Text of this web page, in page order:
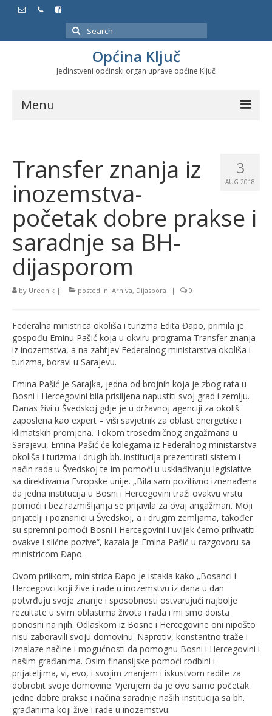
Search
for:
Općina Ključ
Jedinstveni općinski organ uprave općine Ključ
Menu
Službeni glasnici
Javne nabavke
Značajni datumi i manifestacije
Program energetske efikasnosti u stambenom
sektoru
3
AUG 2018
Transfer znanja iz
inozemstva-
početak dobre prakse i
saradnje sa BH-
dijasporom
by Urednik | posted in: Arhiva, Dijaspora | 0
Federalna ministrica okoliša i turizma Edita Đapo, primila je
gospođu Eminu Pašić koja u okviru programa Transfer znanja
iz inozemstva, a na zahtjev Federalnog ministarstva okoliša i
turizma, boravi u Sarajevu.
Emina Pašić je Sarajka, jedna od brojnih koja je zbog rata u
Bosni i Hercegovini bila prisiljena napustiti svoj grad i zemlju.
Danas živi u Švedskoj gdje je u državnoj agenciji za okoliš
zaposlena kao expert – viši savjetnik za oblast energetike i
klimatskih promjena. Tokom trosedmičnog angažmana u
Sarajevu, Emina Pašić će kolegama iz Federalnog ministarstva
okoliša i turizma i drugih bh. institucija prezentirati sistem i
način rada u Švedskoj te im pomoći u usklađivanju legislative
sa direktivama Evropske unije. „Bila sam pozitivno iznenađena
da jedna institucija u Bosni i Hercegovini traži ovakvu vrstu
pomoći i bez razmišljanja se prijavila za ovaj angažman. Moji
prijatelji i poznanici u Švedskoj, a i drugim zemljama, također
su spremni pomoći Bosni i Hercegovini i uvijek ćemo prihvatiti
ovakve i slićne pozive“, kazala je Emina Pašić u razgovoru sa
ministricom Đapo.
Ovom prilikom, ministrica Đapo je istakla kako „Bosanci i
Hercegovci koji žive i rade u inozemstvu iz dana u dan
potvrđuju svoje znanje i sposobnosti ostvarujući najbolje
rezultate u svim oblastima života i rada i mi smo doista
ponosni na njih. Odlaskom iz Bosne i Hercegovine oni nipošto
nisu zaboravili svoju domovinu. Naprotiv, konstantno traže i
iznalaze načine i mogućnosti da pomognu Bosni i Hercegovini i
našim građanima. Osim finansijske pomoći rodbini i
prijateljima, vi, evo, i svojim znanjem i iskustvom radite za
dobrobit svoje domovine. Vjerujem da je ovo samo početak
jedne dobre prakse i načina saradnje naših institucija sa bh.
građanima koji žive i rade u inozemstvu.